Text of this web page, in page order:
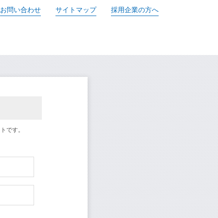
業種」 お選びください
流通（EC・運輸・小売）
求人検索・転職事
次に、あ
人事・労務
お問い合わせ サイトマップ 採用企業の方へ
です。